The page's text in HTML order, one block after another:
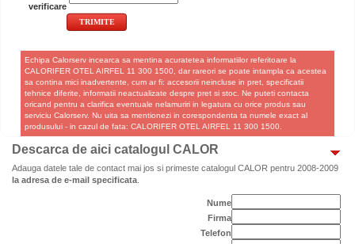
verificare
Echipa Calorserv incearca sa mentina acuratetea informatiilor referitoare la
CALORIFER OTEL AIRFEL 11 300 1500, dar rareori se poate intampla ca acestea
sa contina mici inadvertente, cum ar fi: accesorii neincluse in pret, specificatii
tehnice diferite, informatii neactualizate despre pret si stoc. Ne puteti contacta
oricand pentru a clarifica eventuale nelamuriri in legatura cu orice produs sau
serviciu Calorserv. Nu uita sa mentionezi in corespondenta ta numele exact al
produsului - in cazul de fata: CALORIFER OTEL AIRFEL 11 300 1500.
Descarca de aici catalogul CALOR
Adauga datele tale de contact mai jos si primeste catalogul CALOR pentru 2008-2009
la adresa de e-mail specificata
Nume
Firma
Telefon